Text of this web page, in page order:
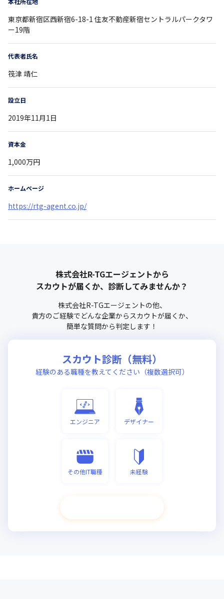
東京都新宿区西新宿6-18-1 住友不動産新宿セントラルパークタワ
ー19階
代表者氏名
筏津 靖仁
設立日
2019年11月1日
資本金
1,000万円
ホームページ
https://rtg-agent.co.jp/
株式会社R-TGエージェントから
スカウトが届くか、診断してみませんか？
株式会社R-TGエージェントの他、
貴方のご経験でどんな企業からスカウトが届くか、
簡単な質問から判定します！
スカウト診断（無料）
経験のある職種を教えてください（複数選択可）
エンジニア デザイナー
その他IT職種 未経験